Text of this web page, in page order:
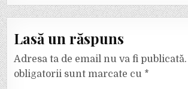
Lasă un răspuns
Adresa ta de email nu va fi publicată.
obligatorii sunt marcate cu *